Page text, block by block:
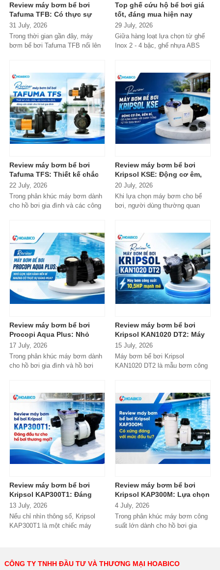
Review máy bơm bể bơi
Tafuma TFB: Có thực sự
đáng mua trong phân khúc
phổ thông?
31 July, 2026
Trong thời gian gần đây, máy
bơm bể bơi Tafuma TFB nổi lên
Top ghế cứu hộ bể bơi giá
tốt, đáng mua hiện nay
29 July, 2026
Giữa hàng loạt lựa chọn từ ghế
Inox 2 - 4 bậc, ghế nhựa ABS
Review máy bơm bể bơi
Tafuma TFS: Thiết kế chắc
chắn, vận hành ổn định,
đáng cân nhắc cho hồ bơi
gia đình
22 July, 2026
Trong phân khúc máy bơm dành
cho hồ bơi gia đình và các công
Review máy bơm bể bơi
Kripsol KSE: Động cơ êm,
bền bỉ, có xứng đáng với
danh tiếng từ Tây Ban Nha?
20 July, 2026
Khi lựa chọn máy bơm cho bể
bơi, người dùng thường quan
Review máy bơm bể bơi
Procopi Aqua Plus: Nhỏ
gọn, vận hành bền bỉ
nhưng có thực sự đáng
mua?
17 July, 2026
Trong phân khúc máy bơm dành
cho hồ bơi gia đình và hồ bơi
Review máy bơm bể bơi
Kripsol KAN1020 DT2: Máy
bơm công suất lớn có đáng
đầu tư?
15 July, 2026
Máy bơm bể bơi Kripsol
KAN1020 DT2 là mẫu bơm công
Review máy bơm bể bơi
Kripsol KAP300T1: Đáng
đầu tư cho hồ bơi thương
mại?
13 July, 2026
Nếu chỉ nhìn thông số, Kripsol
KAP300T1 là một chiếc máy
Review máy bơm bể bơi
Kripsol KAP300M: Lựa chọn
đáng tiền cho hồ bơi
thương mại?
4 July, 2026
Trong phân khúc máy bơm công
suất lớn dành cho hồ bơi gia
CÔNG TY TNHH ĐẦU TƯ VÀ THƯƠNG MẠI HOABICO